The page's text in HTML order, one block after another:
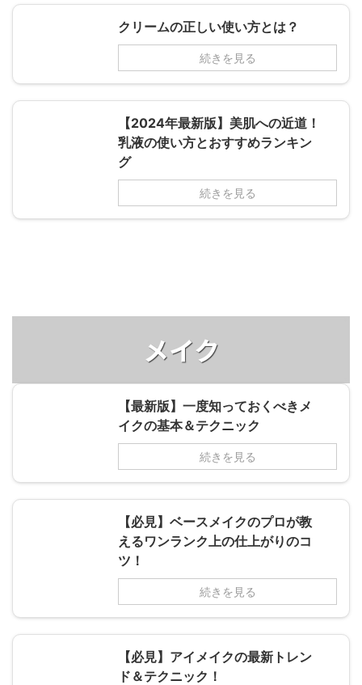
クリームの正しい使い方とは？
続きを見る
【2024年最新版】美肌への近道！
乳液の使い方とおすすめランキン
グ
続きを見る
メイク
【最新版】一度知っておくべきメ
イクの基本＆テクニック
続きを見る
【必見】ベースメイクのプロが教
えるワンランク上の仕上がりのコ
ツ！
続きを見る
【必見】アイメイクの最新トレン
ド＆テクニック！